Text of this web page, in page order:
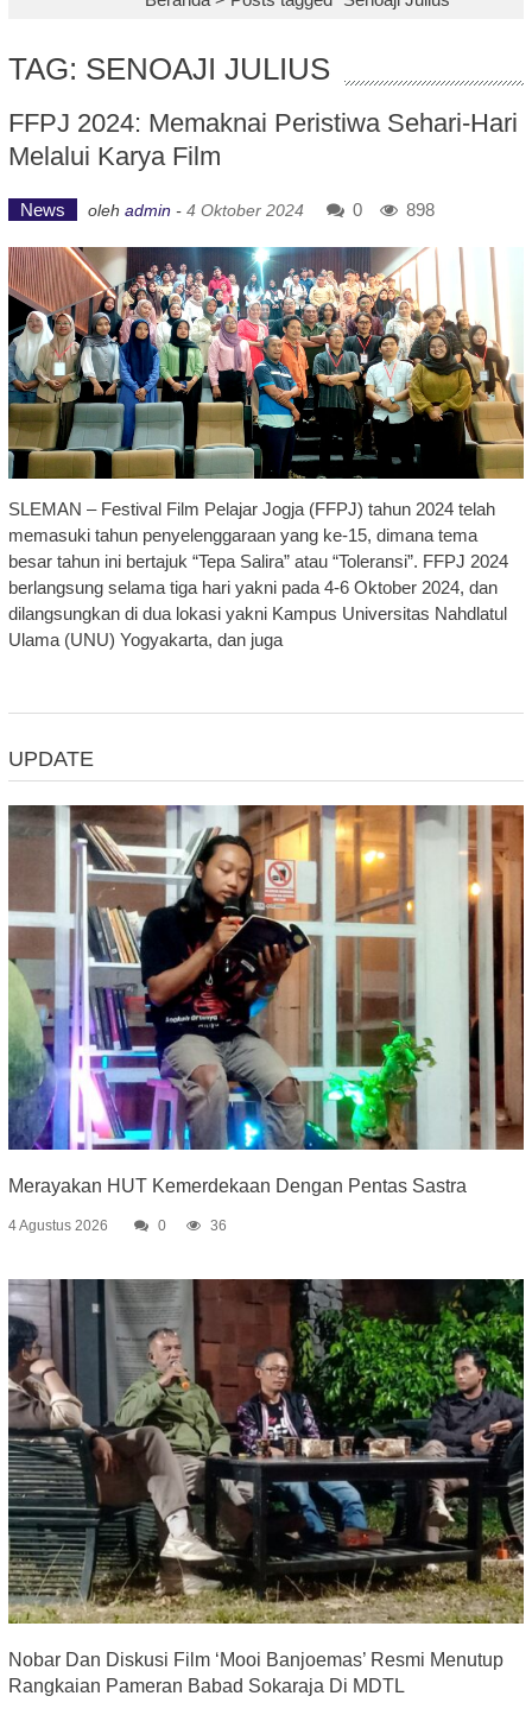
TAG: SENOAJI JULIUS
FFPJ 2024: Memaknai Peristiwa Sehari-Hari
Melalui Karya Film
News oleh admin - 4 Oktober 2024 0 898
SLEMAN – Festival Film Pelajar Jogja (FFPJ) tahun 2024 telah
memasuki tahun penyelenggaraan yang ke-15, dimana tema
besar tahun ini bertajuk “Tepa Salira” atau “Toleransi”. FFPJ 2024
berlangsung selama tiga hari yakni pada 4-6 Oktober 2024, dan
dilangsungkan di dua lokasi yakni Kampus Universitas Nahdlatul
Ulama (UNU) Yogyakarta, dan juga
UPDATE
Merayakan HUT Kemerdekaan Dengan Pentas Sastra
4 Agustus 2026 0 36
Nobar Dan Diskusi Film ‘Mooi Banjoemas’ Resmi Menutup
Rangkaian Pameran Babad Sokaraja Di MDTL